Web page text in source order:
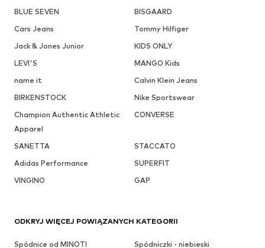
BLUE SEVEN
BISGAARD
Cars Jeans
Tommy Hilfiger
Jack & Jones Junior
KIDS ONLY
LEVI'S
MANGO Kids
name it
Calvin Klein Jeans
BIRKENSTOCK
Nike Sportswear
Champion Authentic Athletic
Apparel
CONVERSE
SANETTA
STACCATO
Adidas Performance
SUPERFIT
VINGINO
GAP
ODKRYJ WIĘCEJ POWIĄZANYCH KATEGORII
Spódnice od MINOTI
Spódniczki - niebieski